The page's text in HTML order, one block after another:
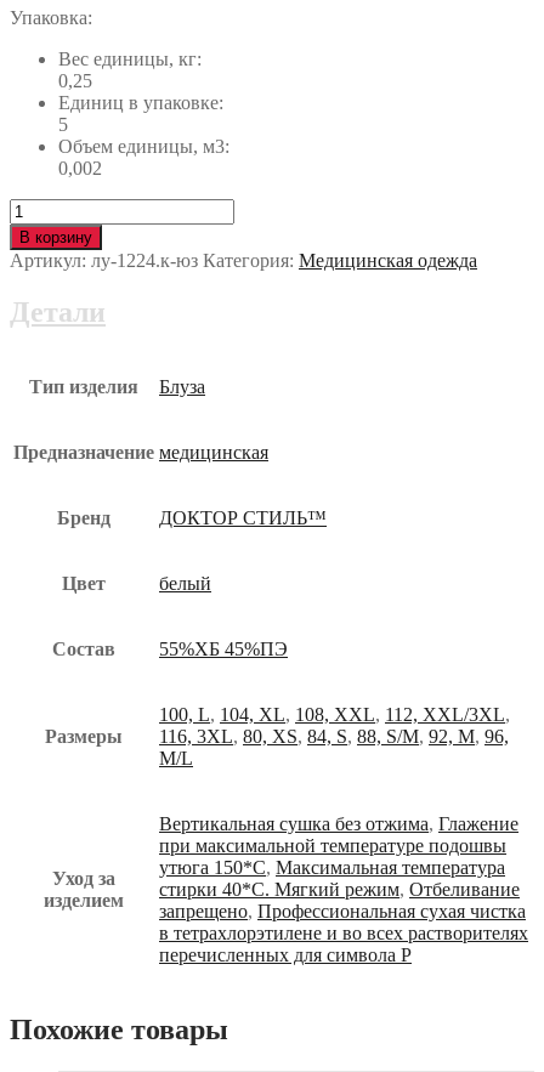
Упаковка:
Вес единицы, кг:
0,25
Единиц в упаковке:
5
Объем единицы, м3:
0,002
Количество
Блуза
Сандра
лу-1224.к-
В корзину
Артикул: лу-1224.к-юз Категория: Медицинская одежда
Детали
Тип изделия Блуза
Предназначение медицинская
Бренд ДОКТОР СТИЛЬ™
Цвет белый
Состав 55%ХБ 45%ПЭ
Размеры
100, L, 104, XL, 108, XXL, 112, XXL/3XL,
116, 3XL, 80, XS, 84, S, 88, S/M, 92, M, 96,
M/L
Уход за
изделием
Вертикальная сушка без отжима, Глажение
при максимальной температуре подошвы
утюга 150*С, Максимальная температура
стирки 40*С. Мягкий режим, Отбеливание
запрещено, Профессиональная сухая чистка
в тетрахлорэтилене и во всех растворителях
перечисленных для символа Р
Похожие товары